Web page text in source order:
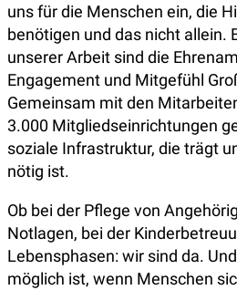
uns für die Menschen ein, die
benötigen und das nicht allein.
unserer Arbeit sind die
Engagement und Mitgefühl
Gemeinsam mit den
3.000 Mitgliedseinrichtungen
soziale Infrastruktur, die trägt
nötig ist.
Ob bei der Pflege von
Notlagen, bei der
Lebensphasen: wir sind da.
möglich ist, wenn Menschen